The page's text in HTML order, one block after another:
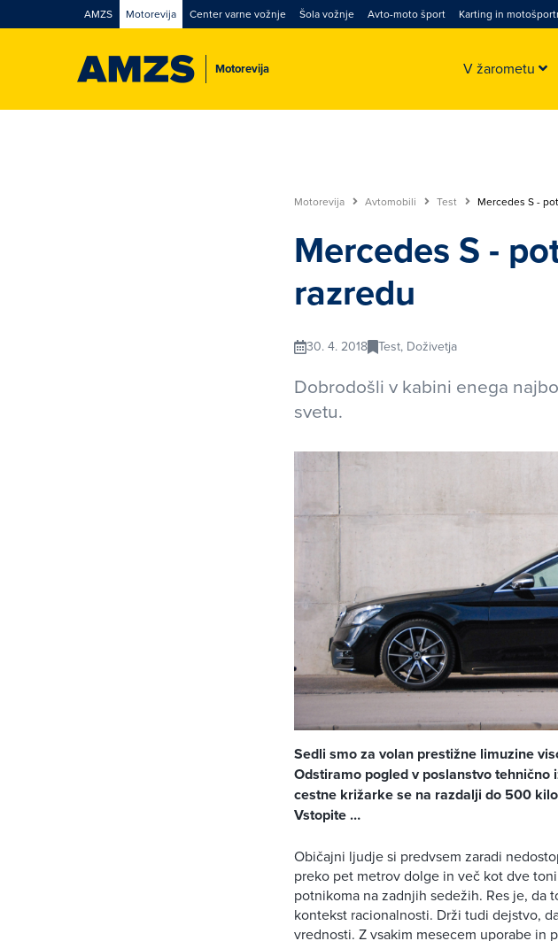
Motorevija
AMZS Motorevija Center varne vožnje Šola vožnje Avto-moto šport Karting in
V žarometu
Motorevija Avtomobili Test Mercedes S -
Mercedes S -
razredu
30. 4. 2018 Test, Doživetja
Dobrodošli v kabini enega
svetu.
Sedli smo za volan prestižne limuzine
Odstiramo pogled v poslanstvo
cestne križarke se na razdalji do 500
Vstopite …
Običajni ljudje si predvsem zaradi
preko pet metrov dolge in več kot dve
potnikoma na zadnjih sedežih. Res je, da
kontekst racionalnosti. Drži tudi dejstvo,
vrednosti. Z vsakim mesecem uporabe in